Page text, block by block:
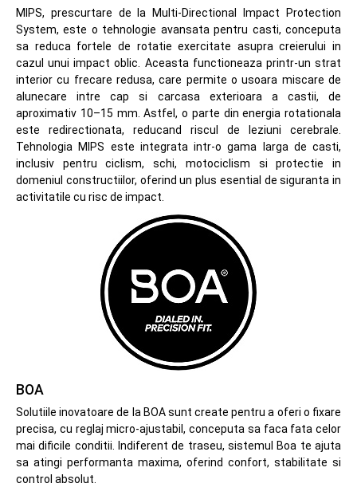
MIPS, prescurtare de la Multi-Directional Impact Protection
System, este o tehnologie avansata pentru casti, conceputa
sa reduca fortele de rotatie exercitate asupra creierului in
cazul unui impact oblic. Aceasta functioneaza printr-un strat
interior cu frecare redusa, care permite o usoara miscare de
alunecare intre cap si carcasa exterioara a castii, de
aproximativ 10–15 mm. Astfel, o parte din energia rotationala
este redirectionata, reducand riscul de leziuni cerebrale.
Tehnologia MIPS este integrata intr-o gama larga de casti,
inclusiv pentru ciclism, schi, motociclism si protectie in
domeniul constructiilor, oferind un plus esential de siguranta in
activitatile cu risc de impact.
BOA
Solutiile inovatoare de la BOA sunt create pentru a oferi o fixare
precisa, cu reglaj micro-ajustabil, conceputa sa faca fata celor
mai dificile conditii. Indiferent de traseu, sistemul Boa te ajuta
sa atingi performanta maxima, oferind confort, stabilitate si
control absolut.